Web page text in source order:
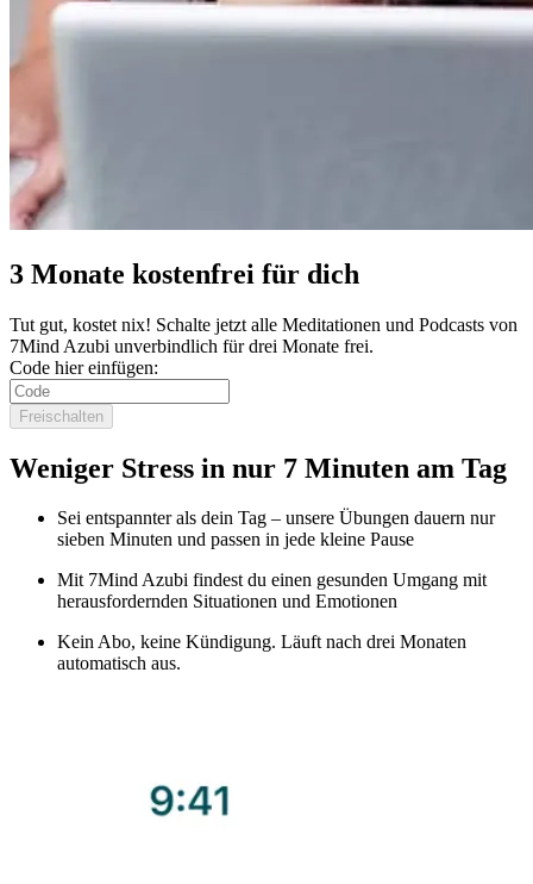
3 Monate kostenfrei für dich
Tut gut, kostet nix! Schalte jetzt alle Meditationen und Podcasts von
7Mind Azubi unverbindlich für drei Monate frei.
Code hier einfügen:
Freischalten
Weniger Stress in nur 7 Minuten am Tag
Sei entspannter als dein Tag – unsere Übungen dauern nur
sieben Minuten und passen in jede kleine Pause
Mit 7Mind Azubi findest du einen gesunden Umgang mit
herausfordernden Situationen und Emotionen
Kein Abo, keine Kündigung. Läuft nach drei Monaten
automatisch aus.